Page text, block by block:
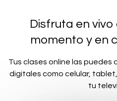
Disfruta en
momento y en
Tus clases online las puedes
digitales como celular,
tu